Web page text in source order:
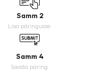
Samm 2
Lisa päringusse.
Samm 4
Saada päring.